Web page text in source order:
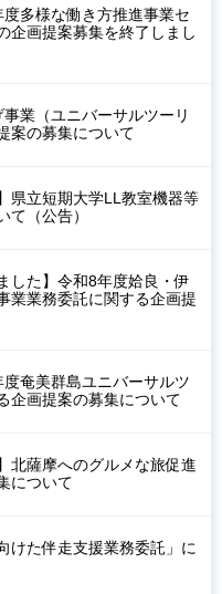
度多様な働き方推進事業セ
企画提案募集を終了しまし
業（ユニバーサルツーリ
案の募集について
県立短期大学LL教室機器等
て（公告）
した】令和8年度姶良・伊
業業務委託に関する企画提
度奄美群島ユニバーサルツ
企画提案の募集について
北薩摩へのグルメな旅促進
について
けた伴走支援業務委託」に